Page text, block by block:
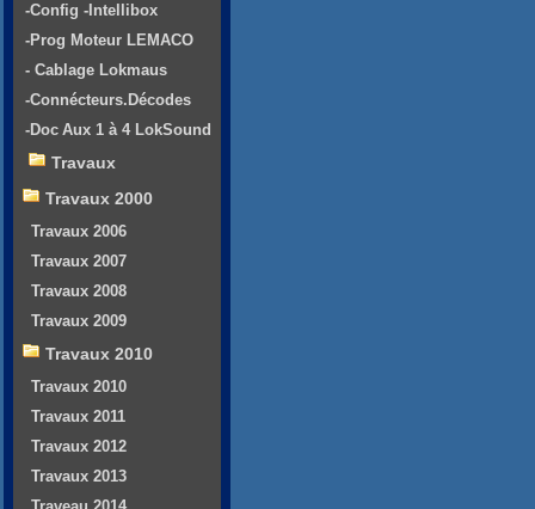
-Config -Intellibox
-Prog Moteur LEMACO
- Cablage Lokmaus
-Connécteurs.Décodes
-Doc Aux 1 à 4 LokSound
Travaux
Travaux 2000
Travaux 2006
Travaux 2007
Travaux 2008
Travaux 2009
Travaux 2010
Travaux 2010
Travaux 2011
Travaux 2012
Travaux 2013